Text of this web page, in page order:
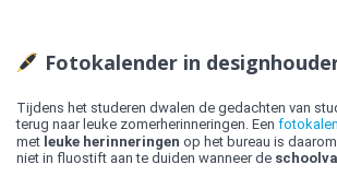
Fotokalender in
Tijdens het studeren dwalen de gedachten van
terug naar leuke zomerherinneringen. Een
met leuke herinneringen op het bureau is
niet in fluostift aan te duiden wanneer de